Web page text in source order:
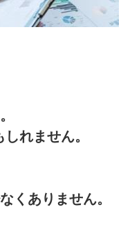
れません。
くありません。